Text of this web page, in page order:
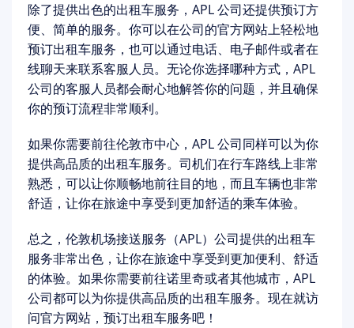
除了提供出色的出租车服务，APL 公司还提供预订方
便、简单的服务。你可以在公司的官方网站上轻松地
预订出租车服务，也可以通过电话、电子邮件或者在
线聊天来联系客服人员。无论你选择哪种方式，APL
公司的客服人员都会耐心地解答你的问题，并且确保
你的预订流程非常顺利。
如果你需要前往伦敦市中心，APL 公司同样可以为你
提供高品质的出租车服务。司机们在行车路线上非常
熟悉，可以让你顺畅地前往目的地，而且车辆也非常
舒适，让你在旅途中享受到更加舒适的乘车体验。
总之，伦敦机场接送服务（APL）公司提供的出租车
服务非常出色，让你在旅途中享受到更加便利、舒适
的体验。如果你需要前往诺里奇或者其他城市，APL
公司都可以为你提供高品质的出租车服务。现在就访
问官方网站，预订出租车服务吧！